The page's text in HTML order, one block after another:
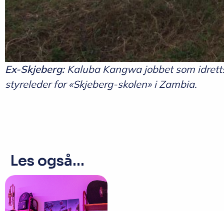
Ex-Skjeberg:Kaluba Kangwa jobbet som
styreleder for «Skjeberg-skolen» i Zambia.
Les også...